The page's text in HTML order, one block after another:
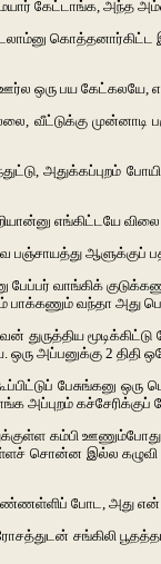
கேட்டாங்க அந்த
கொத்தனார்கிட்ட
ஒரு பய கேட்கலயே
வீட்டுக்கு முன்னாடி
,அதுக்கப்புறம் போயி
எங்கிட்டயே விலை
பஞ்சாயத்து ஆளுக்குப்
பேப்பர் வாங்கிக்
பாக்கணும் வந்தா அது
துருத்திய மூடிக்கிட்டு
ஒரு அப்பனுக்கு 2 திதி
பேசுங்கனு ஒரு
அப்புறம் கச்சேரிக்குப்
கம்பி ஊணும்போது
சொன்ன இல்ல கழுவி
போட அது என்
சங்கிலி